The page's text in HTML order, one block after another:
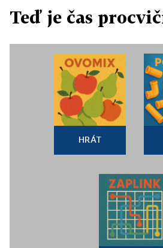
Teď je čas
HRÁT